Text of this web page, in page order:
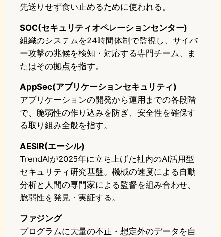
先送りせず食い止めるために使われる。
SOC(セキュリティオペレーションセンター)
組織のシステムを24時間体制で監視し、サイバ
ー攻撃の兆候を検知・対応する専門チーム、ま
たはその拠点を指す。
AppSec(アプリケーションセキュリティ)
アプリケーションの開発から運用までの各段階
で、脆弱性の作り込みを防ぎ、安全性を確保す
る取り組み全般を指す。
AESIR(エーシル)
TrendAIが2025年に立ち上げた社内のAI活用型
セキュリティ研究基盤。機械の速度による自動
分析と人間の専門家による監督を組み合わせ、
脆弱性を発見・実証する。
ファジング
プログラムに大量の不正・想定外のデータを自